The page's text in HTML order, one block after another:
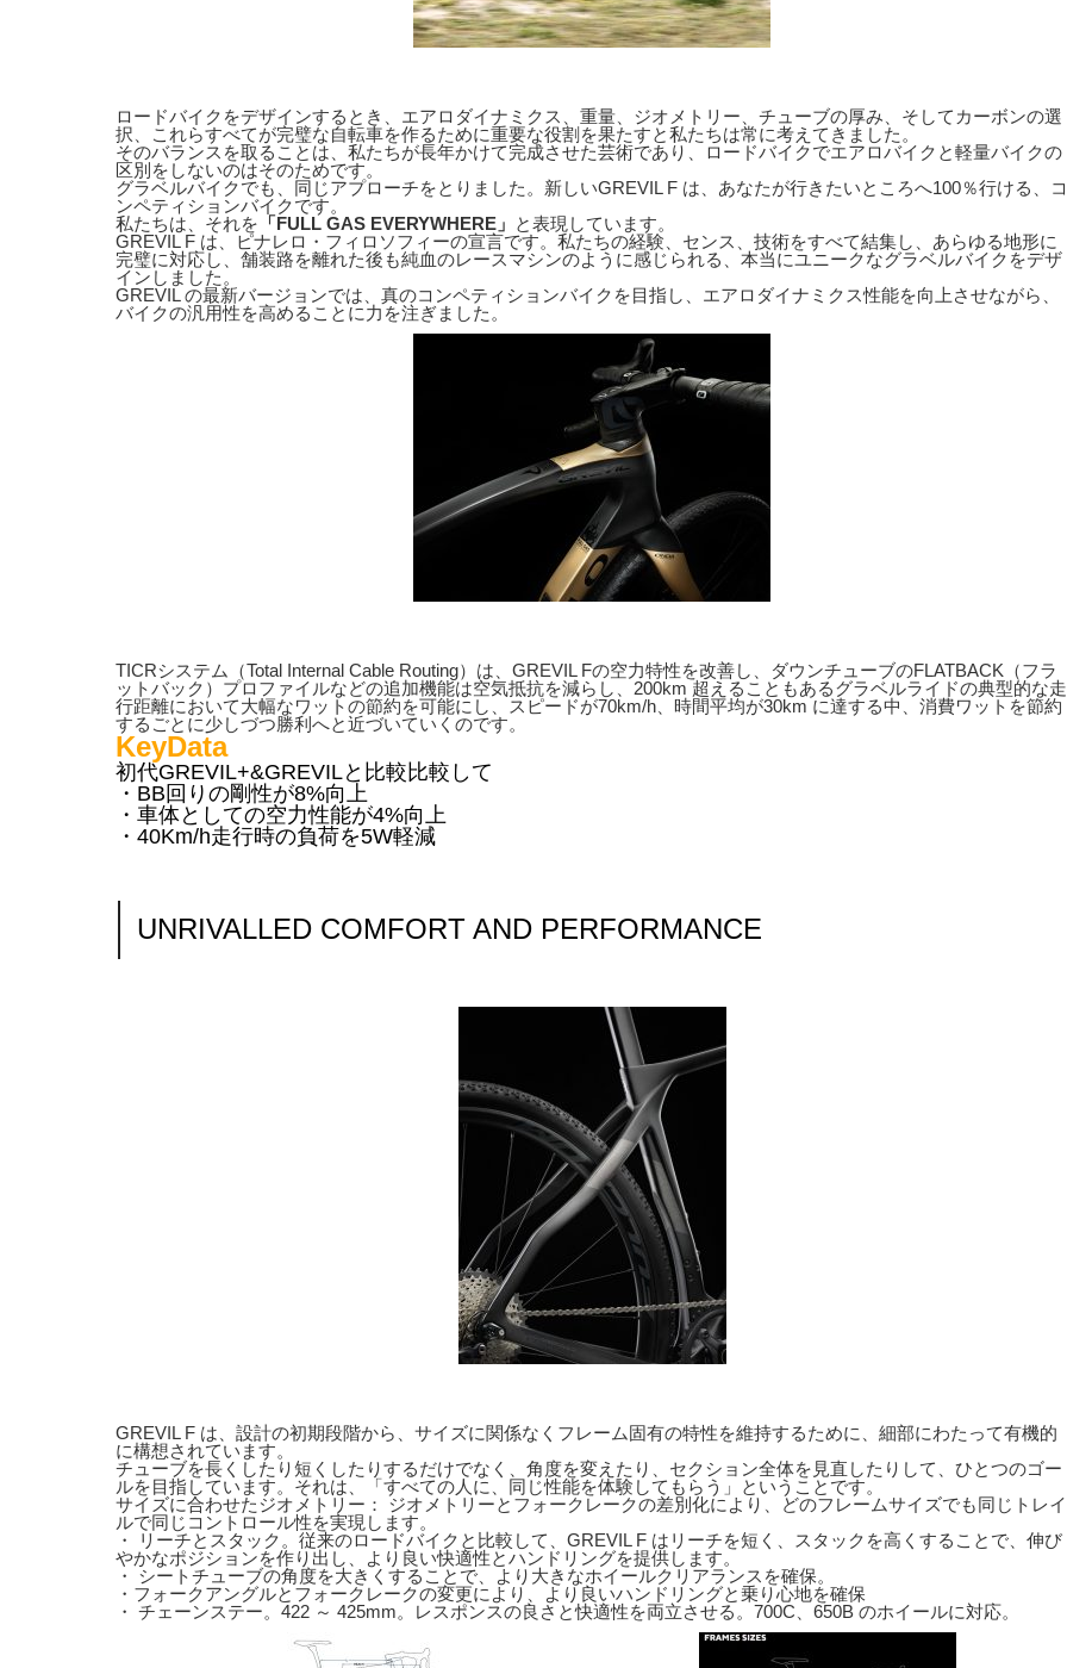
ロードバイクをデザインするとき、エアロダイナミクス、重量、ジオメトリー、チューブの厚み、そしてカーボンの選
択、これらすべてが完璧な自転車を作るために重要な役割を果たすと私たちは常に考えてきました。
そのバランスを取ることは、私たちが長年かけて完成させた芸術であり、ロードバイクでエアロバイクと軽量バイクの
区別をしないのはそのためです。
グラベルバイクでも、同じアプローチをとりました。新しいGREVIL F は、あなたが行きたいところへ100％行ける、コ
ンペティションバイクです。
私たちは、それを 「FULL GAS EVERYWHERE」 と表現しています。
GREVIL F は、ピナレロ・フィロソフィーの宣言です。私たちの経験、センス、技術をすべて結集し、あらゆる地形に
完璧に対応し、舗装路を離れた後も純血のレースマシンのように感じられる、本当にユニークなグラベルバイクをデザ
インしました。
GREVIL の最新バージョンでは、真のコンペティションバイクを目指し、エアロダイナミクス性能を向上させながら、
バイクの汎用性を高めることに力を注ぎました。
TICRシステム（Total Internal Cable Routing）は、GREVIL Fの空力特性を改善し、ダウンチューブのFLATBACK（フラ
ットバック）プロファイルなどの追加機能は空気抵抗を減らし、200km 超えることもあるグラベルライドの典型的な走
行距離において大幅なワットの節約を可能にし、スピードが70km/h、時間平均が30km に達する中、消費ワットを節約
するごとに少しづつ勝利へと近づいていくのです。
KeyData
初代GREVIL+&GREVILと比較比較して
・BB回りの剛性が8%向上
・車体としての空力性能が4%向上
・40Km/h走行時の負荷を5W軽減
UNRIVALLED COMFORT AND PERFORMANCE
GREVIL F は、設計の初期段階から、サイズに関係なくフレーム固有の特性を維持するために、細部にわたって有機的
に構想されています。
チューブを長くしたり短くしたりするだけでなく、角度を変えたり、セクション全体を見直したりして、ひとつのゴー
ルを目指しています。それは、「すべての人に、同じ性能を体験してもらう」ということです。
サイズに合わせたジオメトリー： ジオメトリーとフォークレークの差別化により、どのフレームサイズでも同じトレイ
ルで同じコントロール性を実現します。
・ リーチとスタック。従来のロードバイクと比較して、GREVIL F はリーチを短く、スタックを高くすることで、伸び
やかなポジションを作り出し、より良い快適性とハンドリングを提供します。
・ シートチューブの角度を大きくすることで、より大きなホイールクリアランスを確保。
・フォークアングルとフォークレークの変更により、より良いハンドリングと乗り心地を確保
・ チェーンステー。422 ～ 425mm。レスポンスの良さと快適性を両立させる。700C、650B のホイールに対応。